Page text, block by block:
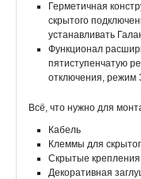
Герметичная
скрытого
устанавливать
Функционал
пятиступенчатую
отключения, режим
Всё, что нужно для
Кабель
Клеммы для
Скрытые крепления
Декоративная